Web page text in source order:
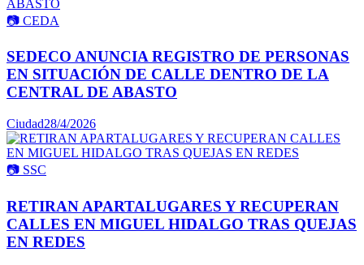
📷 CEDA
SEDECO ANUNCIA REGISTRO DE PERSONAS
EN SITUACIÓN DE CALLE DENTRO DE LA
CENTRAL DE ABASTO
Ciudad28/4/2026
📷 SSC
RETIRAN APARTALUGARES Y RECUPERAN
CALLES EN MIGUEL HIDALGO TRAS QUEJAS
EN REDES